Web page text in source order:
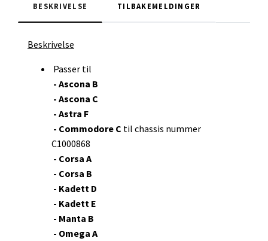
BESKRIVELSE TILBAKEMELDINGER
Beskrivelse
Passer til
- Ascona B
- Ascona C
- Astra F
- Commodore C til chassis nummer
C1000868
- Corsa A
- Corsa B
- Kadett D
- Kadett E
- Manta B
- Omega A